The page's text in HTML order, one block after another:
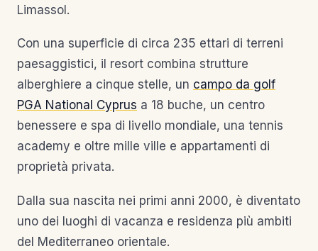
Limassol.
Con una superficie di circa 235 ettari di terreni
paesaggistici, il resort combina strutture
alberghiere a cinque stelle, un campo da golf
PGA National Cyprus a 18 buche, un centro
benessere e spa di livello mondiale, una tennis
academy e oltre mille ville e appartamenti di
proprietà privata.
Dalla sua nascita nei primi anni 2000, è diventato
uno dei luoghi di vacanza e residenza più ambiti
del Mediterraneo orientale.